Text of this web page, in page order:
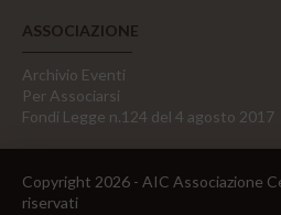
ASSOCIAZIONE
Archivio Eventi
Per Associarsi
Fondi Legge n.124 del 4 agosto 2017
Copyright 2026 - AIC Associazione
riservati